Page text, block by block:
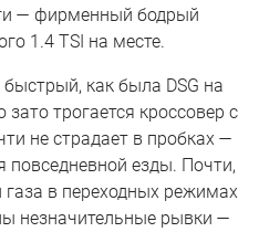
— фирменный бодрый
1.4 TSI на месте.
как была DSG на
трогается кроссовер с
не страдает в пробках —
повседневной езды. Почти,
в переходных режимах
незначительные рывки —